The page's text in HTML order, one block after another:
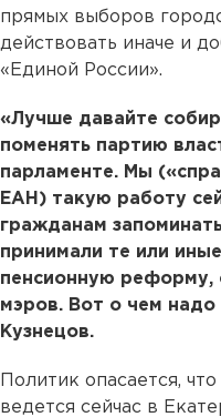
прямых выборов
действовать иначе и
«Единой России».
«Лучше давайте
поменять партию
парламенте. Мы
ЕАН) такую работу
гражданам
принимали те или
пенсионную
мэров. Вот о чем надо
Кузнецов.
Политик опасается,
ведется сейчас в